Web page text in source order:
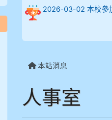
909林朝智
910謝尚橙
910呂芃澔
911王祉傑
911張 婷
912彭子宸
2026-03-02 本校參
本站消息
人事室